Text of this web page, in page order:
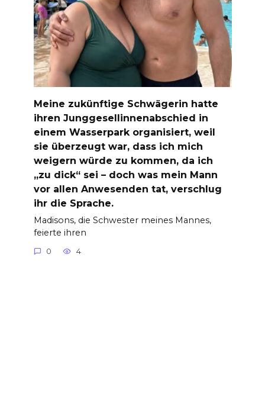
Meine zukünftige Schwägerin hatte
ihren Junggesellinnenabschied in
einem Wasserpark organisiert, weil
sie überzeugt war, dass ich mich
weigern würde zu kommen, da ich
„zu dick“ sei – doch was mein Mann
vor allen Anwesenden tat, verschlug
ihr die Sprache.
Madisons, die Schwester meines Mannes,
feierte ihren
0 4